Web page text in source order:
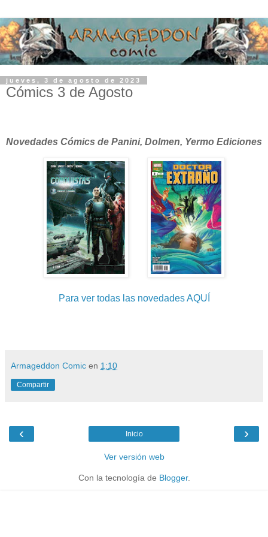
jueves, 3 de agosto de 2023
Cómics 3 de Agosto
Novedades Cómics de Panini, Dolmen, Yermo Ediciones
Para ver todas las novedades AQUÍ
Armageddon Comic en 1:10
Compartir
‹ ›
Inicio
Ver versión web
Con la tecnología de Blogger.